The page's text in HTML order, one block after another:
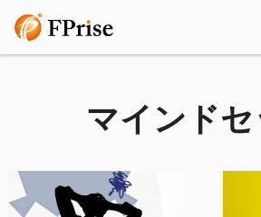
マインドセ